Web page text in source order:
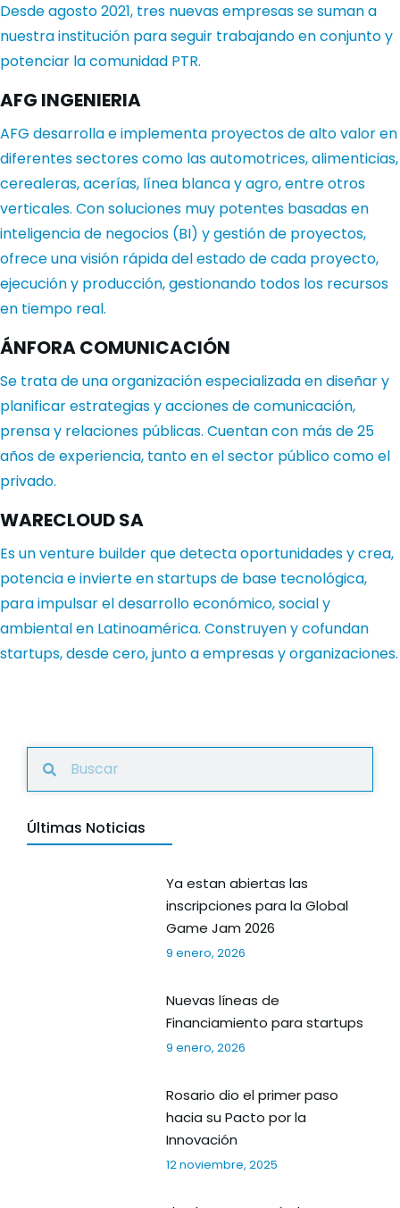
Desde agosto 2021, tres nuevas empresas se suman a
nuestra institución para seguir trabajando en conjunto y
potenciar la comunidad PTR.
AFG INGENIERIA
AFG desarrolla e implementa proyectos de alto valor en
diferentes sectores como las automotrices, alimenticias,
cerealeras, acerías, línea blanca y agro, entre otros
verticales. Con soluciones muy potentes basadas en
inteligencia de negocios (BI) y gestión de proyectos,
ofrece una visión rápida del estado de cada proyecto,
ejecución y producción, gestionando todos los recursos
en tiempo real.
ÁNFORA COMUNICACIÓN
Se trata de una organización especializada en diseñar y
planificar estrategias y acciones de comunicación,
prensa y relaciones públicas. Cuentan con más de 25
años de experiencia, tanto en el sector público como el
privado.
WARECLOUD SA
Es un venture builder que detecta oportunidades y crea,
potencia e invierte en startups de base tecnológica,
para impulsar el desarrollo económico, social y
ambiental en Latinoamérica. Construyen y cofundan
startups, desde cero, junto a empresas y organizaciones.
Últimas Noticias
Ya estan abiertas las
inscripciones para la Global
Game Jam 2026
9 enero, 2026
Nuevas líneas de
Financiamiento para startups
9 enero, 2026
Rosario dio el primer paso
hacia su Pacto por la
Innovación
12 noviembre, 2025